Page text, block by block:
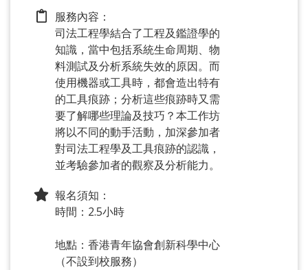
服務內容：
司法工程學結合了工程及鑑證學的
知識，當中包括系統生命周期、物
料測試及分析系統失效的原因。而
使用機器或工具時，都會造出特有
的工具痕跡；分析這些痕跡時又需
要了解哪些理論及技巧？本工作坊
將以不同的動手活動，加深參加者
對司法工程學及工具痕跡的認識，
並考驗參加者的觀察及分析能力。
報名須知：
時間：2.5小時
地點：香港青年協會創新科學中心
（不設到校服務）